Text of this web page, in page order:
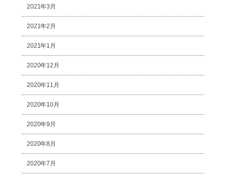
2021年3月
2021年2月
2021年1月
2020年12月
2020年11月
2020年10月
2020年9月
2020年8月
2020年7月